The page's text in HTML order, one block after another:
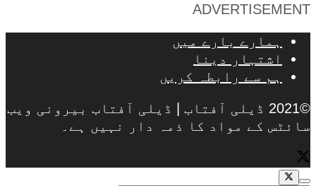
ADVERTISEMENT
ہمارے بارے میں
اشتہار دینا
ہم سے رابطہ کریں
©2021 ڈیلی آفتاب | ڈیلی آفتاب بیرونی ویب
سائٹس کے مواد کا ذمہ دار نہیں ہے۔